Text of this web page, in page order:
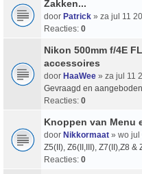
Zakken...
door Patrick » za jul 11
Reacties: 0
Nikon 500mm f/4E
accessoires
door HaaWee » za jul 11
Gevraagd en aangeboden
Reacties: 0
Knoppen van Menu
door Nikkormaat » wo jul
Z5(II), Z6(II,III), Z7(II),Z8 &
Reacties: 0